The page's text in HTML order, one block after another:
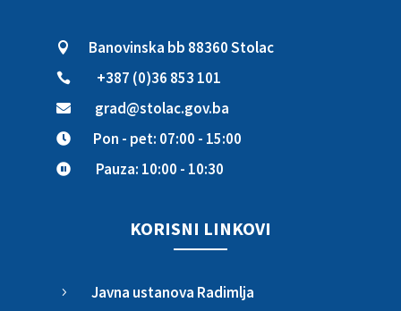
 Banovinska bb 88360 Stolac
 +387 (0)36 853 101
 grad@stolac.gov.ba
 Pon - pet: 07:00 - 15:00
 Pauza: 10:00 - 10:30
KORISNI LINKOVI
5 Javna ustanova Radimlja